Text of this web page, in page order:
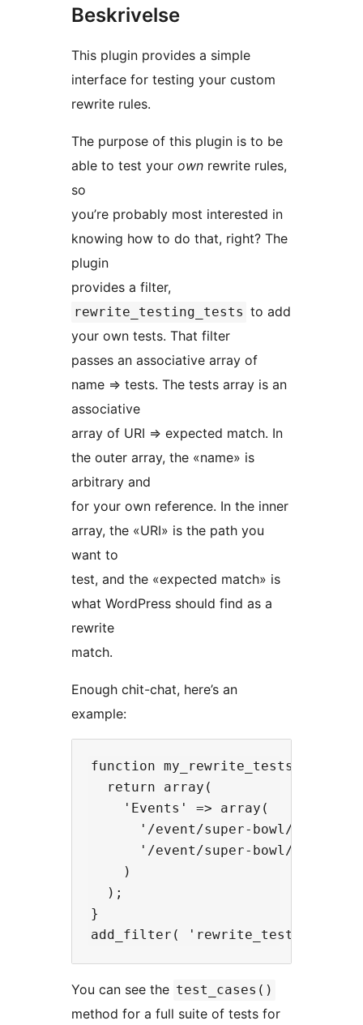
Beskrivelse
This plugin provides a simple
interface for testing your custom
rewrite rules.
The purpose of this plugin is to be
able to test your own rewrite rules,
so
you’re probably most interested in
knowing how to do that, right? The
plugin
provides a filter,
rewrite_testing_tests to add
your own tests. That filter
passes an associative array of
name => tests. The tests array is an
associative
array of URI => expected match. In
the outer array, the «name» is
arbitrary and
for your own reference. In the inner
array, the «URI» is the path you
want to
test, and the «expected match» is
what WordPress should find as a
rewrite
match.
Enough chit-chat, here’s an
example:
function my_rewrite_tests(
  return array(
    'Events' => array(
'/event/super-bowl/' =>
'/event/super-bowl/page/2/
    )
  );
}
You can see the test_cases()
method for a full suite of tests for